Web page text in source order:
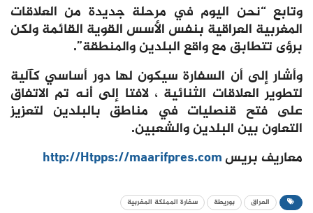
وتابع “نحن اليوم في مرحلة جديدة من العلاقات
المغربية العراقية بنفس الأسس القوية القائمة ولكن
برؤى تتطابق مع واقع البلدين والمنطقة”.
وأشار إلى أن السفارة سيكون لها دور أساسي كآلية
لتطوير العلاقات الثنائية ، لافتا إلى أنه تم الاتفاق
على فتح قنصليات في مناطق بالبلدين لتعزيز
التعاون بين البلدين والشعبين.
معاريف بريسhttp://Htpps://maarifpres.com
العراق بوريطة سفارة المملكة المغربية